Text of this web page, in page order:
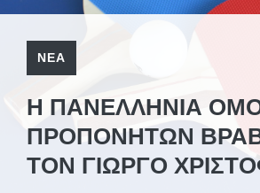
ΝΕΑ
Η ΠΑΝΕΛΛΗΝΙΑ
ΠΡΟΠΟΝΗΤΩΝ
ΤΟΝ ΓΙΩΡΓΟ